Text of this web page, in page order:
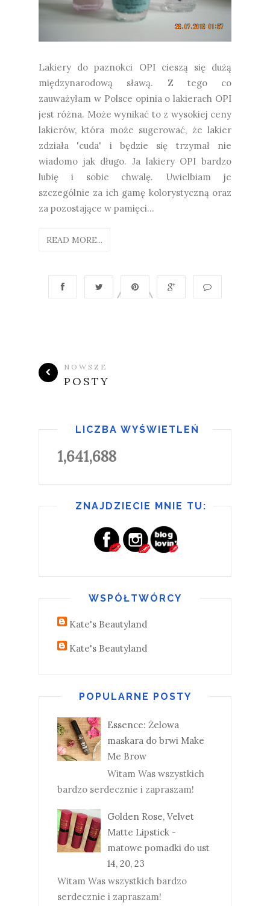
Lakiery do paznokci OPI cieszą się dużą
międzynarodową sławą. Z tego co
zauważyłam w Polsce opinia o lakierach OPI
jest różna. Może wynikać to z wysokiej ceny
lakierów, która może sugerować, że lakier
zdziała 'cuda' i będzie się trzymał nie
wiadomo jak długo. Ja lakiery OPI bardzo
lubię i sobie chwalę. Uwielbiam je
szczególnie za ich gamę kolorystyczną oraz
za pozostające w pamięci...
READ MORE...
NOWSZE
POSTY
LICZBA WYŚWIETLEŃ
1,641,688
ZNAJDZIECIE MNIE TU:
WSPÓŁTWÓRCY
Kate's Beautyland
Kate's Beautyland
POPULARNE POSTY
Essence: Żelowa
maskara do brwi Make
Me Brow
Witam Was wszystkich
bardzo serdecznie i zapraszam!
Golden Rose, Velvet
Matte Lipstick -
matowe pomadki do ust
14, 20, 23
Witam Was wszystkich bardzo
serdecznie i zapraszam!